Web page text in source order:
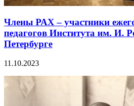
Члены РАХ – участники
педагогов Института им. И.
Петербурге
11.10.2023